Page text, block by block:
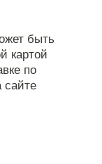
быть
картой
по
сайте